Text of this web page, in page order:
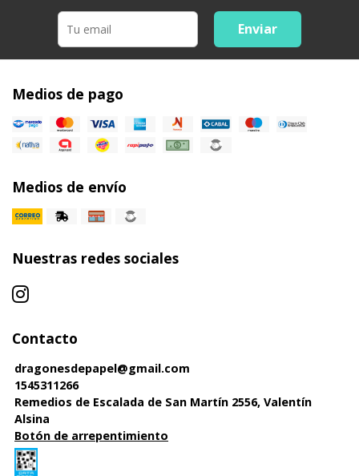
Enviar
Medios de pago
Medios de envío
Nuestras redes sociales
Contacto
dragonesdepapel@gmail.com
1545311266
Remedios de Escalada de San Martín 2556, Valentín
Alsina
Botón de arrepentimiento